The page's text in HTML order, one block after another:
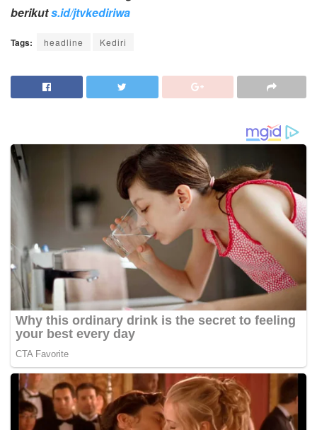
berikuts.id/jtvkediriwa
Tags: headline Kediri